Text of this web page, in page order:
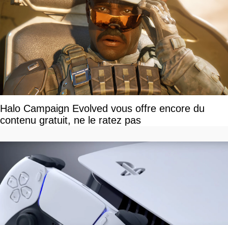
Halo Campaign Evolved vous offre encore du
contenu gratuit, ne le ratez pas